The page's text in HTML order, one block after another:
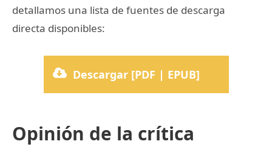
detallamos una lista de fuentes de descarga
directa disponibles:
Descargar [PDF | EPUB]
Opinión de la crítica